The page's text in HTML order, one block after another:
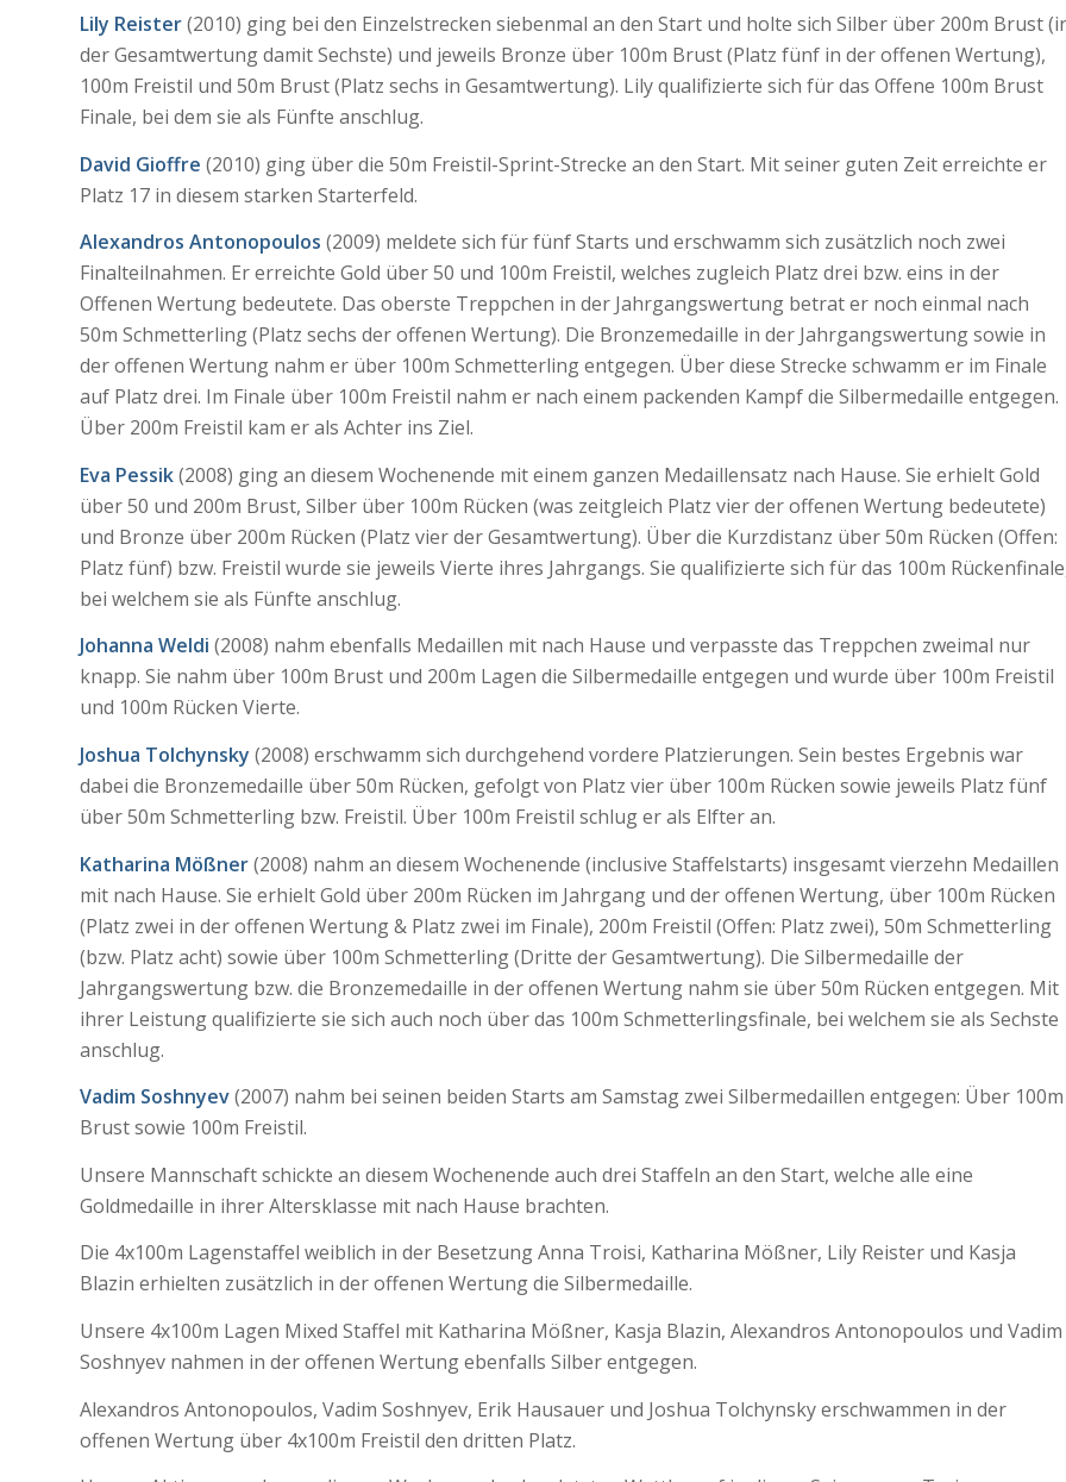
Lily Reister(2010) ging bei den Einzelstrecken siebenmal an den Start und holte sich Silber über 200m Brust
der Gesamtwertung damit Sechste) und jeweils Bronze über 100m Brust (Platz fünf in der offenen Wertung),
100m Freistil und 50m Brust (Platz sechs in Gesamtwertung). Lily qualifizierte sich für das Offene 100m Brust
Finale, bei dem sie als Fünfte anschlug.
David Gioffre (2010) ging über die 50m Freistil-Sprint-Strecke an den Start. Mit seiner guten Zeit erreichte er
Platz 17 in diesem starken Starterfeld.
Alexandros Antonopoulos (2009) meldete sich für fünf Starts und erschwamm sich zusätzlich noch zwei
Finalteilnahmen. Er erreichte Gold über 50 und 100m Freistil, welches zugleich Platz drei bzw. eins in der
Offenen Wertung bedeutete. Das oberste Treppchen in der Jahrgangswertung betrat er noch einmal nach
50m Schmetterling (Platz sechs der offenen Wertung). Die Bronzemedaille in der Jahrgangswertung sowie in
der offenen Wertung nahm er über 100m Schmetterling entgegen. Über diese Strecke schwamm er im Finale
auf Platz drei. Im Finale über 100m Freistil nahm er nach einem packenden Kampf die Silbermedaille entgegen.
Über 200m Freistil kam er als Achter ins Ziel.
Eva Pessik(2008) ging an diesem Wochenende mit einem ganzen Medaillensatz nach Hause. Sie erhielt Gold
über 50 und 200m Brust, Silber über 100m Rücken (was zeitgleich Platz vier der offenen Wertung bedeutete)
und Bronze über 200m Rücken (Platz vier der Gesamtwertung). Über die Kurzdistanz über 50m Rücken (Offen:
Platz fünf) bzw. Freistil wurde sie jeweils Vierte ihres Jahrgangs. Sie qualifizierte sich für das 100m
bei welchem sie als Fünfte anschlug.
Johanna Weldi (2008) nahm ebenfalls Medaillen mit nach Hause und verpasste das Treppchen zweimal nur
knapp. Sie nahm über 100m Brust und 200m Lagen die Silbermedaille entgegen und wurde über 100m Freistil
und 100m Rücken Vierte.
Joshua Tolchynsky (2008) erschwamm sich durchgehend vordere Platzierungen. Sein bestes Ergebnis war
dabei die Bronzemedaille über 50m Rücken, gefolgt von Platz vier über 100m Rücken sowie jeweils Platz fünf
über 50m Schmetterling bzw. Freistil. Über 100m Freistil schlug er als Elfter an.
Katharina Mößner(2008) nahm an diesem Wochenende (inclusive Staffelstarts) insgesamt vierzehn Medaillen
mit nach Hause. Sie erhielt Gold über 200m Rücken im Jahrgang und der offenen Wertung, über 100m Rücken
(Platz zwei in der offenen Wertung & Platz zwei im Finale), 200m Freistil (Offen: Platz zwei), 50m Schmetterling
(bzw. Platz acht) sowie über 100m Schmetterling (Dritte der Gesamtwertung). Die Silbermedaille der
Jahrgangswertung bzw. die Bronzemedaille in der offenen Wertung nahm sie über 50m Rücken entgegen. Mit
ihrer Leistung qualifizierte sie sich auch noch über das 100m Schmetterlingsfinale, bei welchem sie als Sechste
anschlug.
Vadim Soshnyev(2007) nahm bei seinen beiden Starts am Samstag zwei Silbermedaillen entgegen: Über 100m
Brust sowie 100m Freistil.
Unsere Mannschaft schickte an diesem Wochenende auch drei Staffeln an den Start, welche alle eine
Goldmedaille in ihrer Altersklasse mit nach Hause brachten.
Die 4x100m Lagenstaffel weiblich in der Besetzung Anna Troisi, Katharina Mößner, Lily Reister und Kasja
Blazin erhielten zusätzlich in der offenen Wertung die Silbermedaille.
Unsere 4x100m Lagen Mixed Staffel mit Katharina Mößner, Kasja Blazin, Alexandros Antonopoulos und Vadim
Soshnyev nahmen in der offenen Wertung ebenfalls Silber entgegen.
Alexandros Antonopoulos, Vadim Soshnyev, Erik Hausauer und Joshua Tolchynsky erschwammen in der
offenen Wertung über 4x100m Freistil den dritten Platz.